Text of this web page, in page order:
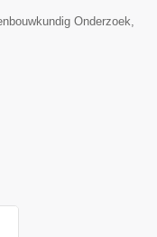
Onderzoek,